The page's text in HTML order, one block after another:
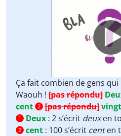
Player
Ça fait combien de gens
Waouh ! [pas répondu]
cent 2 [pas répondu]vingt
1 Deux : 2 s’écrit deuxen
2 cent : 100 s’écrit centen